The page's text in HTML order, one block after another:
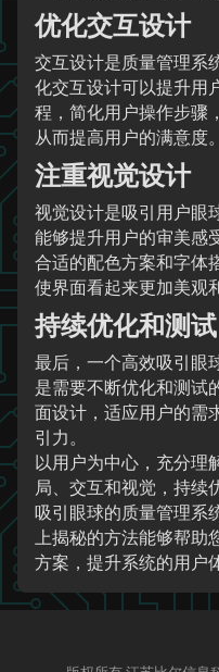
优化交互设计
交互设计是质量管理系
化交互设计可以提升用
程，简化用户操作步骤
从而提高用户的满意度。
注重视觉设计
视觉设计是吸引用户眼
能够提升用户的审美感
合适的配色方案和字体
使界面看起来更加美观
持续优化和测试
最后，一个高效吸引眼
是需要不断优化和测试
面设计，适应用户的需
引力。
以用户为中心，充分理
局、交互和视觉，持续
吸引眼球的质量管理系
上揭秘的方法能够帮助
方案，提升系统的用户